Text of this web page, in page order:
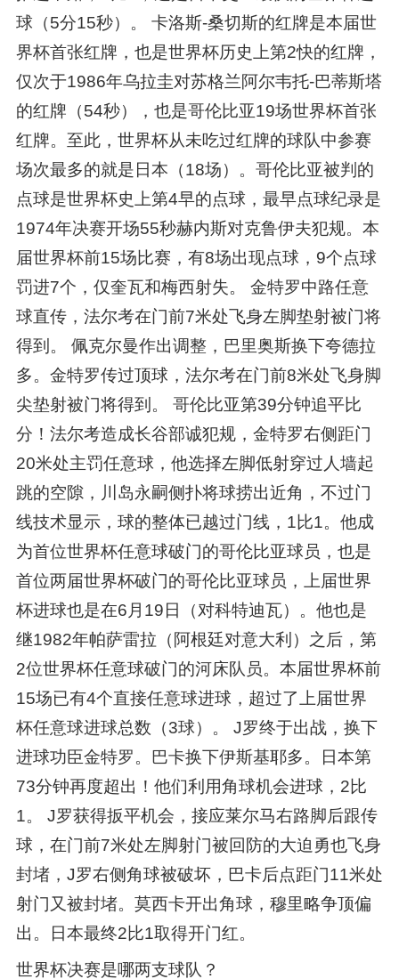
球（5分15秒）。 卡洛斯-桑切斯的红牌是本届世
界杯首张红牌，也是世界杯历史上第2快的红牌，
仅次于1986年乌拉圭对苏格兰阿尔韦托-巴蒂斯塔
的红牌（54秒），也是哥伦比亚19场世界杯首张
红牌。至此，世界杯从未吃过红牌的球队中参赛
场次最多的就是日本（18场）。哥伦比亚被判的
点球是世界杯史上第4早的点球，最早点球纪录是
1974年决赛开场55秒赫内斯对克鲁伊夫犯规。本
届世界杯前15场比赛，有8场出现点球，9个点球
罚进7个，仅奎瓦和梅西射失。 金特罗中路任意
球直传，法尔考在门前7米处飞身左脚垫射被门将
得到。 佩克尔曼作出调整，巴里奥斯换下夸德拉
多。金特罗传过顶球，法尔考在门前8米处飞身脚
尖垫射被门将得到。 哥伦比亚第39分钟追平比
分！法尔考造成长谷部诚犯规，金特罗右侧距门
20米处主罚任意球，他选择左脚低射穿过人墙起
跳的空隙，川岛永嗣侧扑将球捞出近角，不过门
线技术显示，球的整体已越过门线，1比1。他成
为首位世界杯任意球破门的哥伦比亚球员，也是
首位两届世界杯破门的哥伦比亚球员，上届世界
杯进球也是在6月19日（对科特迪瓦）。他也是
继1982年帕萨雷拉（阿根廷对意大利）之后，第
2位世界杯任意球破门的河床队员。本届世界杯前
15场已有4个直接任意球进球，超过了上届世界
杯任意球进球总数（3球）。 J罗终于出战，换下
进球功臣金特罗。巴卡换下伊斯基耶多。日本第
73分钟再度超出！他们利用角球机会进球，2比
1。 J罗获得扳平机会，接应莱尔马右路脚后跟传
球，在门前7米处左脚射门被回防的大迫勇也飞身
封堵，J罗右侧角球被破坏，巴卡后点距门11米处
射门又被封堵。莫西卡开出角球，穆里略争顶偏
出。日本最终2比1取得开门红。
世界杯决赛是哪两支球队？